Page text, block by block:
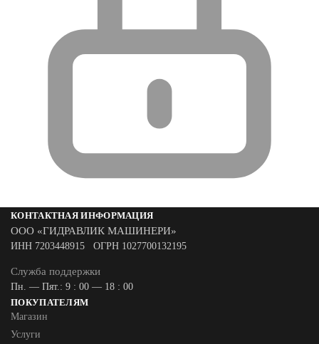
КОНТАКТНАЯ ИНФОРМАЦИЯ
ООО «ГИДРАВЛИК МАШИНЕРИ»
ИНН 7203448915 ОГРН 1027700132195
Служба поддержки
Пн. — Пят.: 9 : 00 — 18 : 00
ПОКУПАТЕЛЯМ
Магазин
Услуги